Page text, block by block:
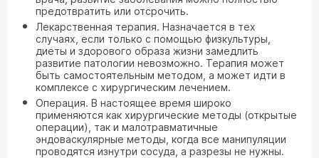
предотвратить или отсрочить.
Лекарственная терапия. Назначается в тех
случаях, если только с помощью физкультуры,
диеты и здорового образа жизни замедлить
развитие патологии невозможно. Терапия может
быть самостоятельным методом, а может идти в
комплексе с хирургическим лечением.
Операция. В настоящее время широко
применяются как хирургические методы (открытые
операции), так и малотравматичные
эндоваскулярные методы, когда все манипуляции
проводятся изнутри сосуда, а разрезы не нужны.